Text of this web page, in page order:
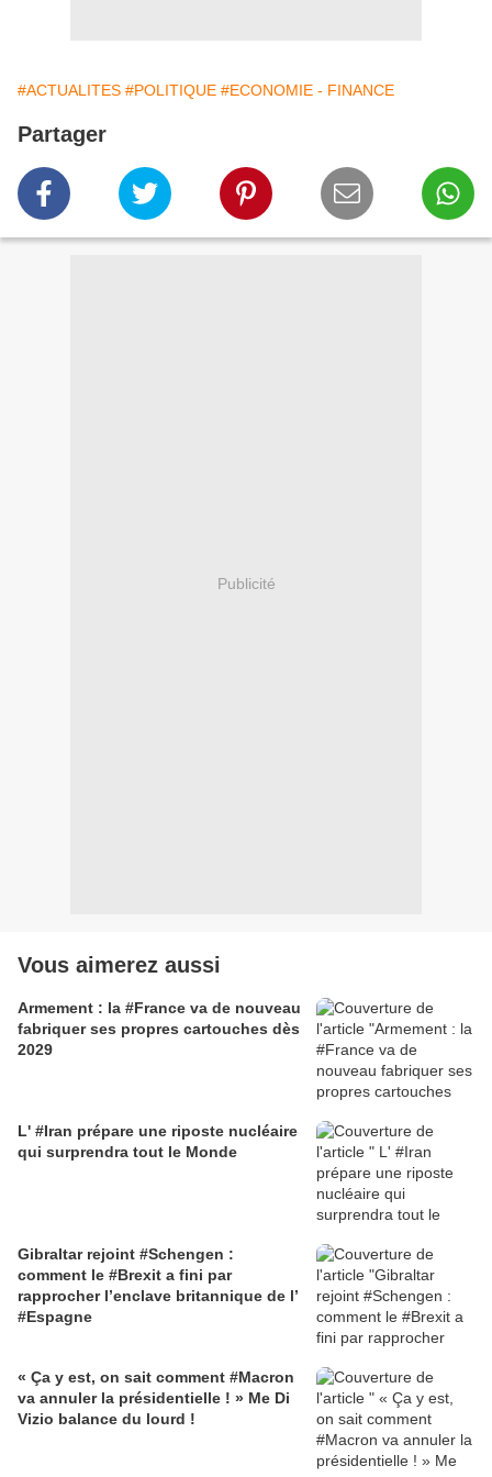
#ACTUALITES #POLITIQUE #ECONOMIE - FINANCE
Partager
Publicité
Vous aimerez aussi
Armement : la #France va de nouveau
fabriquer ses propres cartouches dès
2029
L' #Iran prépare une riposte nucléaire
qui surprendra tout le Monde
Gibraltar rejoint #Schengen :
comment le #Brexit a fini par
rapprocher l’enclave britannique de l’
#Espagne
« Ça y est, on sait comment #Macron
va annuler la présidentielle ! » Me Di
Vizio balance du lourd !